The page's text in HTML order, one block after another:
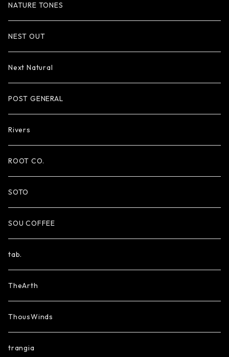
NATURE TONES
NEST OUT
Next Natural
POST GENERAL
Rivers
ROOT CO.
SOTO
SOU COFFEE
tab.
TheArth
ThousWinds
trangia